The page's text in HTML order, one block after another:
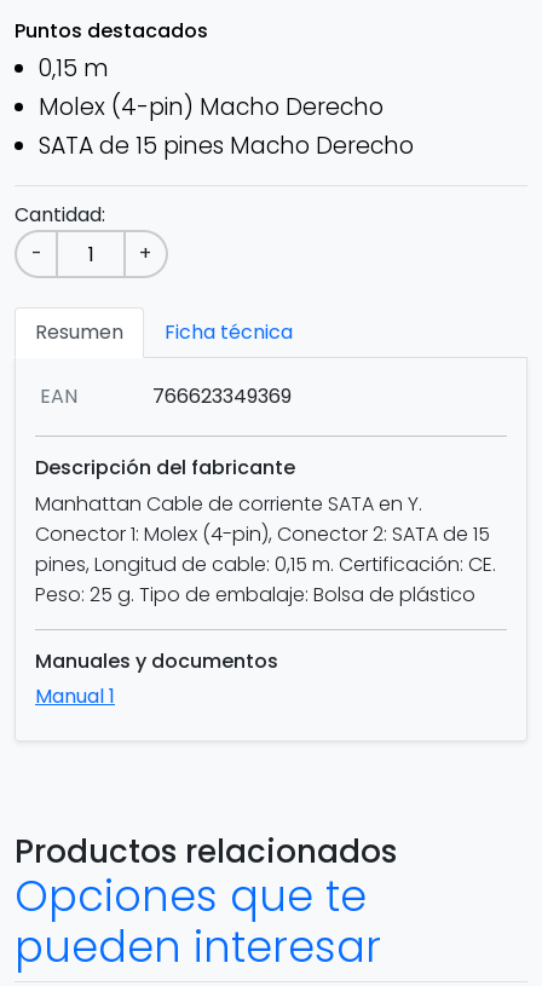
Puntos destacados
0,15 m
Molex (4-pin) Macho Derecho
SATA de 15 pines Macho Derecho
Cantidad:
-
+
Resumen Ficha técnica
EAN 766623349369
Descripción del fabricante
Manhattan Cable de corriente SATA en Y.
Conector 1: Molex (4-pin), Conector 2: SATA de 15
pines, Longitud de cable: 0,15 m. Certificación: CE.
Peso: 25 g. Tipo de embalaje: Bolsa de plástico
Manuales y documentos
Manual 1
Productos relacionados
Opciones que te
pueden interesar